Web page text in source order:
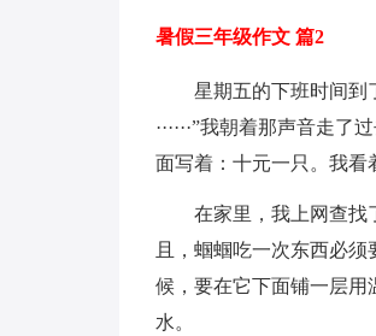
暑假三年级作文 篇2
星期五的下班时间
······”我朝着那声音走
面写着：十元一只。我看
在家里，我上网查找
且，蝈蝈吃一次东西必
候，要在它下面铺一层用
水。